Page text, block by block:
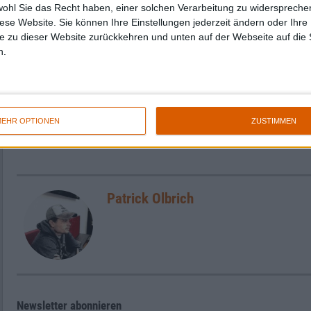
Sie das Recht haben, einer solchen Verarbeitung zu
Website. Sie können Ihre Einstellungen jederzeit ändern oder Ihre
zu dieser Website zurückkehren und unten auf der Webseite auf die
OPTIONEN ZUSTIMMEN
Wie auch immer man es dreht und wendet,
einem Guss, trotz vieler kleiner Feindetails.
Zur Startseite
Patrick Olbrich
Newsletter abonnieren